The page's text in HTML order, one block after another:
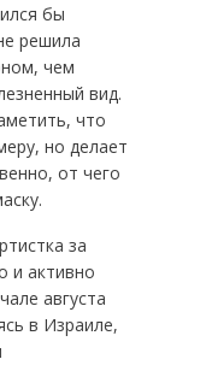
бы
решила
чем
вид.
что
но делает
от чего
за
и активно
августа
в Израиле,